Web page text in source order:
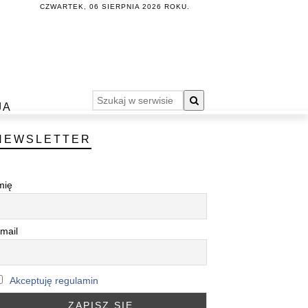
CZWARTEK, 06 SIERPNIA 2026 ROKU.
Akceptuję regulamin